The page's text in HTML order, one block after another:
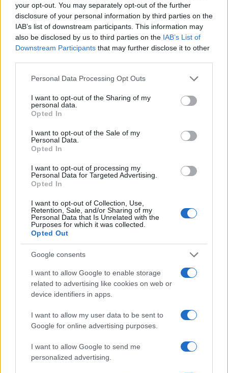
your opt-out. You may separately opt-out of the further
disclosure of your personal information by third parties on the
IAB’s list of downstream participants. This information may
also be disclosed by us to third parties on the IAB’s List of
Downstream Participants that may further disclose it to other
Please note that this website/app uses one or more Google
not limited to your visit or usage behaviour. You may click to
grant or deny consent to Google and its third-party tags to
use your data for below specified purposes in below Google
consent section.
Personal Data Processing Opt Outs
I want to opt-out of the Sharing of my
personal data.
Opted In
I want to opt-out of the Sale of my
Personal Data.
Opted In
I want to opt-out of processing my
Personal Data for Targeted Advertising.
Opted In
I want to opt-out of Collection, Use,
Retention, Sale, and/or Sharing of my
Personal Data that Is Unrelated with the
Purposes for which it was collected.
Opted Out
Google consents
I want to allow Google to enable storage
related to advertising like cookies on web or
device identifiers in apps.
I want to allow my user data to be sent to
Google for online advertising purposes.
I want to allow Google to send me
personalized advertising.
Cómo la inteligencia artificial transforma la gestión financiera
personal
FINANZAS
Cómo gestionar tus finanzas con el método 50/30/20 y más
Marta Ruiz · 7 Ago 2026
FINANZAS